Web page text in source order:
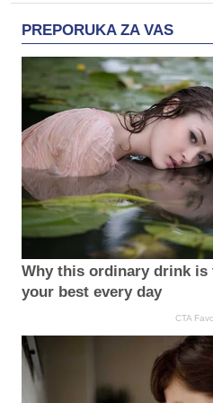
PREPORUKA ZA VAS
Why this ordinary drink is
your best every day
CTA